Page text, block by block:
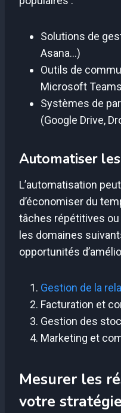
Solutions de
Asana…)
Outils de
Microsoft
Systèmes de
(Google Drive,
Automatiser
L’automatisation
d’économiser du
tâches répétitives
les domaines
opportunités
Gestion de la
Facturation et
Gestion des
Marketing et
Mesurer les
votre stratégie